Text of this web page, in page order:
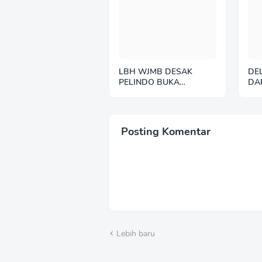
LBH WJMB DESAK
PELINDO BUKA
BELAWAN
Posting Komentar
Lebih baru